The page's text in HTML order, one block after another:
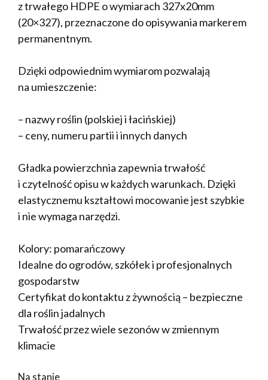
z trwałego HDPE o wymiarach 327x20mm
(20×327), przeznaczone do opisywania markerem
permanentnym.
Dzięki odpowiednim wymiarom pozwalają
na umieszczenie:
– nazwy roślin (polskiej i łacińskiej)
– ceny, numeru partii i innych danych
Gładka powierzchnia zapewnia trwałość
i czytelność opisu w każdych warunkach. Dzięki
elastycznemu kształtowi mocowanie jest szybkie
i nie wymaga narzędzi.
Kolory: pomarańczowy
Idealne do ogrodów, szkółek i profesjonalnych
gospodarstw
Certyfikat do kontaktu z żywnością – bezpieczne
dla roślin jadalnych
Trwałość przez wiele sezonów w zmiennym
klimacie
Na stanie